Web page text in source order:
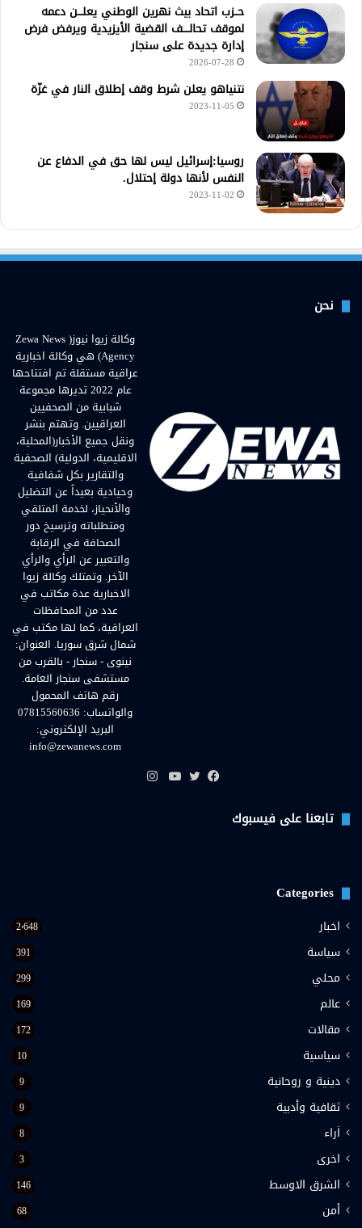
حــزب اتحاد بيث نهرين الوطني يعلـــن دعمه
لموقف تحالــــف القضية الأيزيدية ويرفض فرض
إدارة جديدة على سنجار
2026-07-28
نتنياهو يعلن شرط وقف إطلاق النار في غزّة
2023-11-05
روسيا:إسرائيل ليس لها حق في الدفاع عن
النفس لأنها دولة إحتلال.
2023-11-02
نحن
وكالة زيوا نيوز( Zewa News
Agency) هي وكالة اخبارية
عراقية مستقلة تم افتتاحها
عام 2022 تديرها مجموعة
شبابية من الصحفيين
العراقيين. وتهتم بنشر
ونقل جميع الأخبار(المحلية،
الاقليمية، الدولية) الصحفية
والتقارير بكل شفافية
وحيادية بعيداً عن التضليل
والأنحياز، لخدمة المتلقي
ومتطلباته وترسيخ دور
الصحافة في الرقابة
والتعبير عن الرأي والرأي
الآخر. وتمتلك وكالة زيوا
الاخبارية عدة مكاتب في
عدد من المحافظات
العراقية، كما لها مكتب في
شمال شرق سوريا. العنوان:
نينوى - سنجار - بالقرب من
مستشفى سنجار العامة.
رقم هاتف المحمول
والواتساب: 07815560636
البريد الإلكتروني:
info@zewanews.com
تابعنا على فيسبوك
Categories
اخبار 2٬648
سياسة 391
محلي 299
عالم 169
مقالات 172
سياسية 10
دينية و روحانية 9
ثقافية وأدبية 9
اَراء 8
اخرى 3
الشرق الاوسط 146
أمن 68